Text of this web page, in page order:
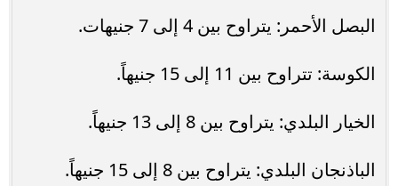
البصل الأحمر: يتراوح بين 4 إلى 7 جنيهات.
الكوسة: تتراوح بين 11 إلى 15 جنيهاً.
الخيار البلدي: يتراوح بين 8 إلى 13 جنيهاً.
الباذنجان البلدي: يتراوح بين 8 إلى 15 جنيهاً.